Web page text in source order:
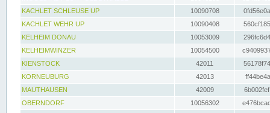
KACHLET SCHLEUSE UP
10090708
KACHLET WEHR UP
10090408
KELHEIM DONAU
10053009
KELHEIMWINZER
10054500
KIENSTOCK
42011
KORNEUBURG
42013
MAUTHAUSEN
42009
OBERNDORF
10056302